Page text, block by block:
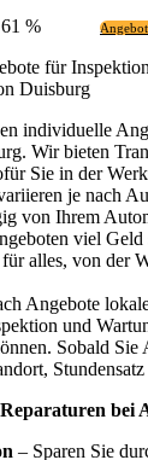
%
für
Duisburg
individuelle
Wir bieten
Sie in der
je nach
von Ihrem
viel Geld
alles, von der
Angebote
und
Sobald Sie
bei
– Sparen Sie